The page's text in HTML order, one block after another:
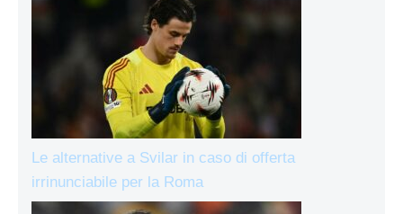
Le alternative a Svilar in caso di offerta
irrinunciabile per la Roma